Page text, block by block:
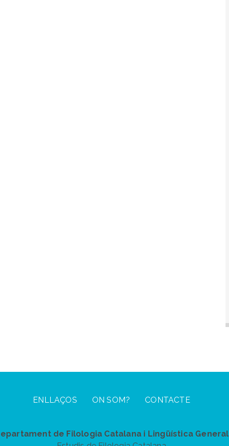
ENLLAÇOS ON SOM? CONTACTE
de Filologia Catalana i Lingüística General